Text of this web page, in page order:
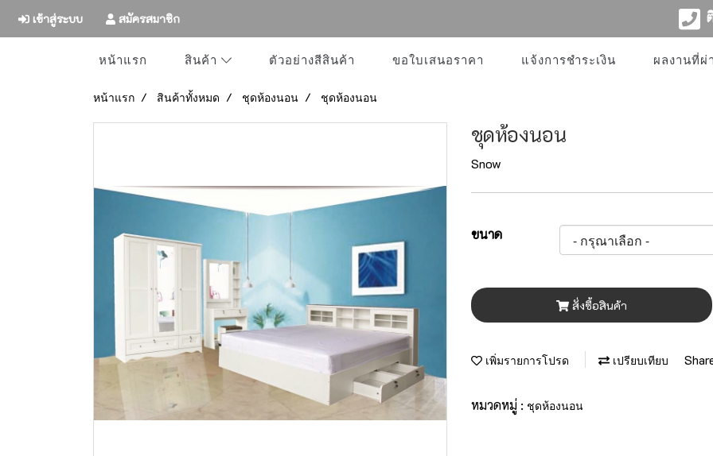
เข้าสู่ระบบ สมัครสมาชิก
หน้าแรก สินค้า ตัวอย่างสีสินค้า ขอใบเสนอราคา แจ้งการชำระเงิน ผลงานที่ผ่
หน้าแรก สินค้าทั้งหมด ชุดห้องนอน ชุดห้องนอน
ชุดห้องนอน
Snow
ขนาด
สั่งซื้อสินค้า
เพิ่มรายการโปรด เปรียบเทียบ
หมวดหมู่ : ชุดห้องนอน